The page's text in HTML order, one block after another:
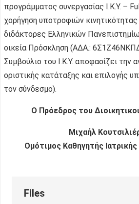
προγράμματος συνεργασίας Ι.Κ.Υ. –
χορήγηση υποτροφιών
διδάκτορες Ελληνικών
οικεία Πρόσκληση (ΑΔΑ.:
Συμβούλιο του Ι.Κ.Υ. αποφασίζει την
οριστικής κατάταξης και επιλογής
τον σύνδεσμο).
Ο Πρόεδρος του
Μιχαήλ
Ομότιμος Καθηγητής